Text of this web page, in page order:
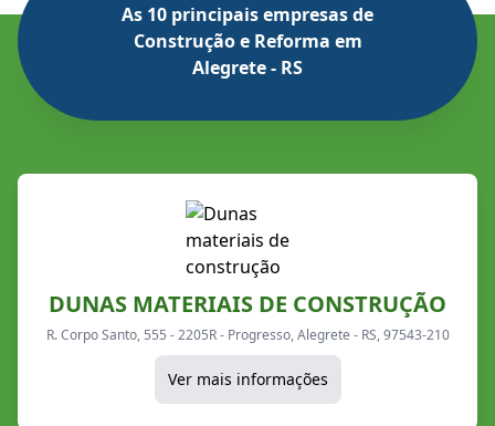
As 10 principais empresas de
Construção e Reforma em
Alegrete - RS
DUNAS MATERIAIS DE CONSTRUÇÃO
R. Corpo Santo, 555 - 2205R - Progresso, Alegrete - RS, 97543-210
Ver mais informações